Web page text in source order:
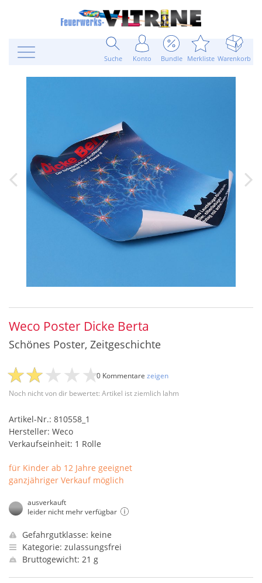
Suche Konto Bundle Merkliste Warenkorb
Weco Poster Dicke Berta
Schönes Poster, Zeitgeschichte
Noch nicht von dir bewertet: Artikel ist ziemlich lahm
0 Kommentare zeigen
Artikel-Nr.: 810558_1
Hersteller: Weco
Verkaufseinheit: 1 Rolle
für Kinder ab 12 Jahre geeignet
ganzjähriger Verkauf möglich
ausverkauft
leider nicht mehr verfügbar
Gefahrgutklasse: keine
Kategorie: zulassungsfrei
Bruttogewicht: 21 g